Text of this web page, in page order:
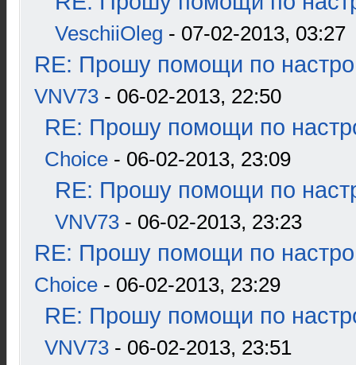
VeschiiOleg - 07-02-2013, 03:27
RE: Прошу помощи по
VNV73 - 06-02-2013, 22:50
RE: Прошу помощи по
Choice - 06-02-2013, 23:09
RE: Прошу помощи по
VNV73 - 06-02-2013, 23:23
RE: Прошу помощи по
Choice - 06-02-2013, 23:29
RE: Прошу помощи по
VNV73 - 06-02-2013, 23:51